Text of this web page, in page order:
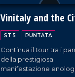
Vinitaly and the
Parte II
ST 5 PUNTATA
Continua il tour tra i
della prestigiosa
manifestazione